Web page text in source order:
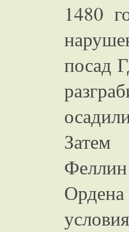
1480
посад
Затем